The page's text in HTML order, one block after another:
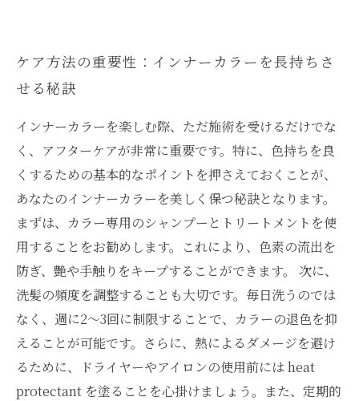
ケア方法の重要性：インナーカラーを長持ちさ
せる秘訣
インナーカラーを楽しむ際、ただ施術を受けるだけでな
く、アフターケアが非常に重要です。特に、色持ちを良
くするための基本的なポイントを押さえておくことが、
あなたのインナーカラーを美しく保つ秘訣となります。
まずは、カラー専用のシャンプーとトリートメントを使
用することをお勧めします。これにより、色素の流出を
防ぎ、艶や手触りをキープすることができます。 次に、
洗髪の頻度を調整することも大切です。毎日洗うのでは
なく、週に2～3回に制限することで、カラーの退色を抑
えることが可能です。さらに、熱によるダメージを避け
るために、ドライヤーやアイロンの使用前には heat
protectant を塗ることを心掛けましょう。また、定期的